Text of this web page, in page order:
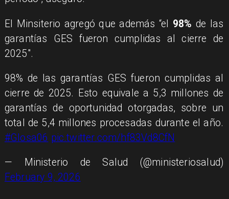
El Minsiterio agregó que además “el 98% de las
garantías GES fueron cumplidas al cierre de
2025″.
98% de las garantías GES fueron cumplidas al
cierre de 2025. Esto equivale a 5,3 millones de
garantías de oportunidad otorgadas, sobre un
total de 5,4 millones procesadas durante el año.
#Glosa06 pic.twitter.com/hf83Vd8CfN
— Ministerio de Salud (@ministeriosalud)
February 9, 2026